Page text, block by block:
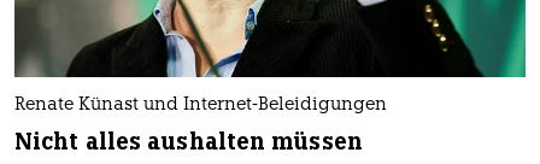
Renate Künast und Internet-Beleidigungen
Nicht alles aushalten müssen